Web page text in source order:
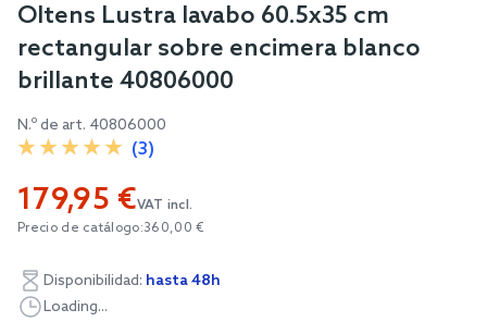
Skip
beginning
of
the
gallery
Oltens Lustra lavabo 60.5x35 cm
rectangular sobre encimera blanco
brillante 40806000
N.º de art. 40806000
(3)
179,95 €VAT incl.
Precio de catálogo:360,00 €
Disponibilidad: hasta 48h
Loading...